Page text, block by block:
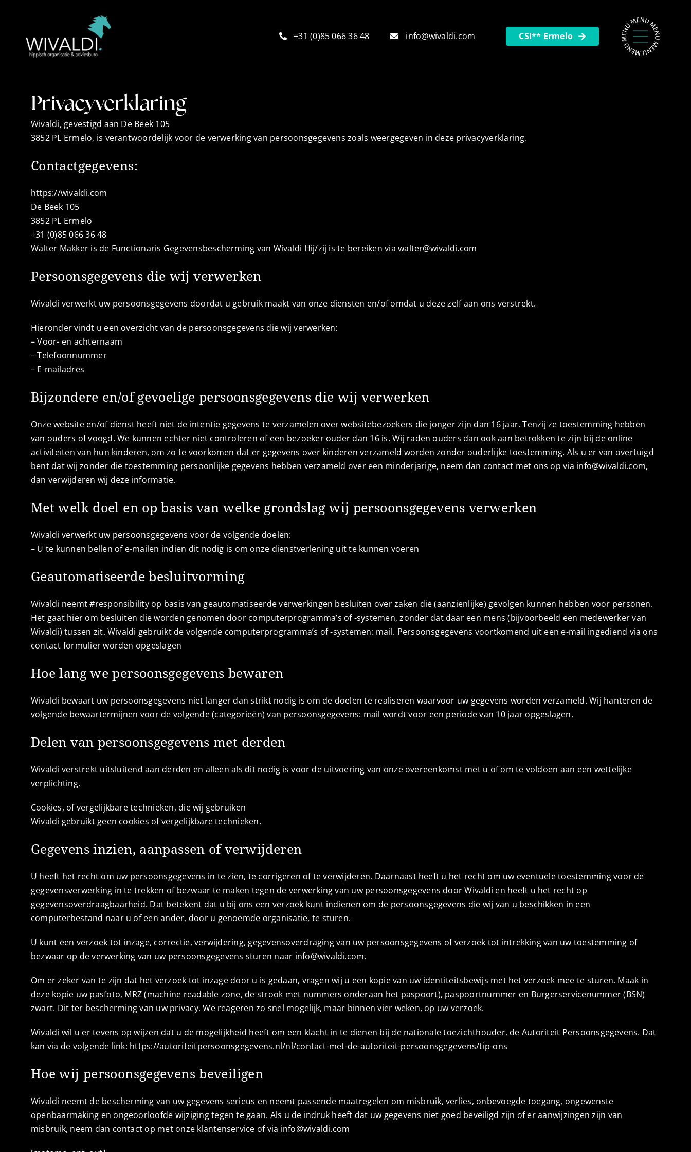
+31 (0)85 066 36 48 info@wivaldi.com CSI** Ermelo
Privacyverklaring
Wivaldi, gevestigd aan De Beek 105
3852 PL Ermelo, is verantwoordelijk voor de verwerking van persoonsgegevens zoals weergegeven in deze privacyverklaring.
Contactgegevens:
https://wivaldi.com
De Beek 105
3852 PL Ermelo
+31 (0)85 066 36 48
Walter Makker is de Functionaris Gegevensbescherming van Wivaldi Hij/zij is te bereiken via walter@wivaldi.com
Persoonsgegevens die wij verwerken
Wivaldi verwerkt uw persoonsgegevens doordat u gebruik maakt van onze diensten en/of omdat u deze zelf aan ons verstrekt.
Hieronder vindt u een overzicht van de persoonsgegevens die wij verwerken:
– Voor- en achternaam
– Telefoonnummer
– E-mailadres
Bijzondere en/of gevoelige persoonsgegevens die wij verwerken
Onze website en/of dienst heeft niet de intentie gegevens te verzamelen over websitebezoekers die jonger zijn dan 16 jaar. Tenzij ze toestemming hebben
van ouders of voogd. We kunnen echter niet controleren of een bezoeker ouder dan 16 is. Wij raden ouders dan ook aan betrokken te zijn bij de online
activiteiten van hun kinderen, om zo te voorkomen dat er gegevens over kinderen verzameld worden zonder ouderlijke toestemming. Als u er van overtuigd
bent dat wij zonder die toestemming persoonlijke gegevens hebben verzameld over een minderjarige, neem dan contact met ons op via info@wivaldi.com,
dan verwijderen wij deze informatie.
Met welk doel en op basis van welke grondslag wij persoonsgegevens verwerken
Wivaldi verwerkt uw persoonsgegevens voor de volgende doelen:
– U te kunnen bellen of e-mailen indien dit nodig is om onze dienstverlening uit te kunnen voeren
Geautomatiseerde besluitvorming
Wivaldi neemt #responsibility op basis van geautomatiseerde verwerkingen besluiten over zaken die (aanzienlijke) gevolgen kunnen hebben voor personen.
Het gaat hier om besluiten die worden genomen door computerprogramma’s of -systemen, zonder dat daar een mens (bijvoorbeeld een medewerker van
Wivaldi) tussen zit. Wivaldi gebruikt de volgende computerprogramma’s of -systemen: mail. Persoonsgegevens voortkomend uit een e-mail ingediend via ons
contact formulier worden opgeslagen
Hoe lang we persoonsgegevens bewaren
Wivaldi bewaart uw persoonsgegevens niet langer dan strikt nodig is om de doelen te realiseren waarvoor uw gegevens worden verzameld. Wij hanteren de
volgende bewaartermijnen voor de volgende (categorieën) van persoonsgegevens: mail wordt voor een periode van 10 jaar opgeslagen.
Delen van persoonsgegevens met derden
Wivaldi verstrekt uitsluitend aan derden en alleen als dit nodig is voor de uitvoering van onze overeenkomst met u of om te voldoen aan een wettelijke
verplichting.
Cookies, of vergelijkbare technieken, die wij gebruiken
Wivaldi gebruikt geen cookies of vergelijkbare technieken.
Gegevens inzien, aanpassen of verwijderen
U heeft het recht om uw persoonsgegevens in te zien, te corrigeren of te verwijderen. Daarnaast heeft u het recht om uw eventuele toestemming voor de
gegevensverwerking in te trekken of bezwaar te maken tegen de verwerking van uw persoonsgegevens door Wivaldi en heeft u het recht op
gegevensoverdraagbaarheid. Dat betekent dat u bij ons een verzoek kunt indienen om de persoonsgegevens die wij van u beschikken in een
computerbestand naar u of een ander, door u genoemde organisatie, te sturen.
U kunt een verzoek tot inzage, correctie, verwijdering, gegevensoverdraging van uw persoonsgegevens of verzoek tot intrekking van uw toestemming of
bezwaar op de verwerking van uw persoonsgegevens sturen naar info@wivaldi.com.
Om er zeker van te zijn dat het verzoek tot inzage door u is gedaan, vragen wij u een kopie van uw identiteitsbewijs met het verzoek mee te sturen. Maak in
deze kopie uw pasfoto, MRZ (machine readable zone, de strook met nummers onderaan het paspoort), paspoortnummer en Burgerservicenummer (BSN)
zwart. Dit ter bescherming van uw privacy. We reageren zo snel mogelijk, maar binnen vier weken, op uw verzoek.
Wivaldi wil u er tevens op wijzen dat u de mogelijkheid heeft om een klacht in te dienen bij de nationale toezichthouder, de Autoriteit Persoonsgegevens. Dat
kan via de volgende link: https://autoriteitpersoonsgegevens.nl/nl/contact-met-de-autoriteit-persoonsgegevens/tip-ons
Hoe wij persoonsgegevens beveiligen
Wivaldi neemt de bescherming van uw gegevens serieus en neemt passende maatregelen om misbruik, verlies, onbevoegde toegang, ongewenste
openbaarmaking en ongeoorloofde wijziging tegen te gaan. Als u de indruk heeft dat uw gegevens niet goed beveiligd zijn of er aanwijzingen zijn van
misbruik, neem dan contact op met onze klantenservice of via info@wivaldi.com